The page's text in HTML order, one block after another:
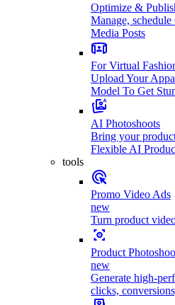
Optimize &
Manage,
Media Posts
For Virtual
Upload Your
Model To Get
AI Photoshoots
Bring your
Flexible AI
tools
Promo Video Ads
new
Turn product
Product
new
Generate high-
clicks,